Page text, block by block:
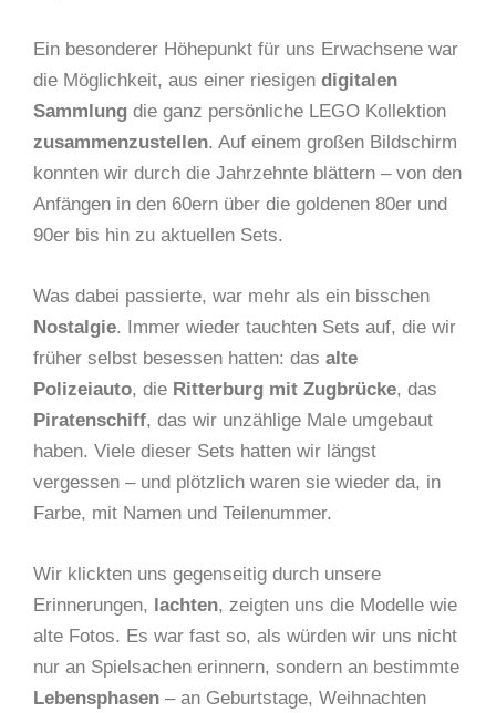
Ein besonderer Höhepunkt für uns Erwachsene war
die Möglichkeit, aus einer riesigen digitalen
Sammlung die ganz persönliche LEGO Kollektion
zusammenzustellen. Auf einem großen Bildschirm
konnten wir durch die Jahrzehnte blättern – von den
Anfängen in den 60ern über die goldenen 80er und
90er bis hin zu aktuellen Sets.
Was dabei passierte, war mehr als ein bisschen
Nostalgie. Immer wieder tauchten Sets auf, die wir
früher selbst besessen hatten: das alte
Polizeiauto, die Ritterburg mit Zugbrücke, das
Piratenschiff, das wir unzählige Male umgebaut
haben. Viele dieser Sets hatten wir längst
vergessen – und plötzlich waren sie wieder da, in
Farbe, mit Namen und Teilenummer.
Wir klickten uns gegenseitig durch unsere
Erinnerungen, lachten, zeigten uns die Modelle wie
alte Fotos. Es war fast so, als würden wir uns nicht
nur an Spielsachen erinnern, sondern an bestimmte
Lebensphasen – an Geburtstage, Weihnachten